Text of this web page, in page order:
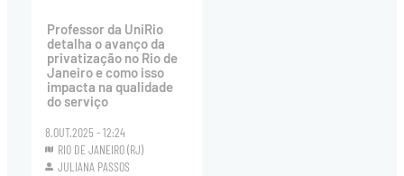
Professor da UniRio
detalha o avanço da
privatização no Rio de
Janeiro e como isso
impacta na qualidade
do serviço
8.OUT.2025 - 12:24
RIO DE JANEIRO (RJ)
JULIANA PASSOS